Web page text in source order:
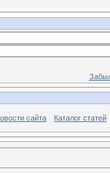
сайта Каталог статей